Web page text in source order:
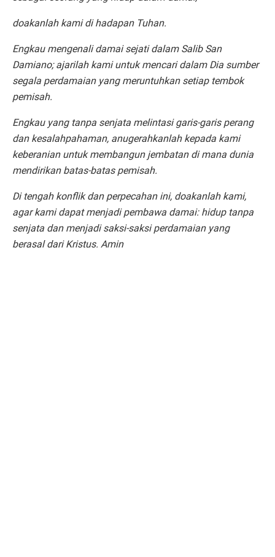
doakanlah kami di hadapan Tuhan.
Engkau mengenali damai sejati dalam Salib San
Damiano; ajarilah kami untuk mencari dalam Dia sumber
segala perdamaian yang meruntuhkan setiap tembok
pemisah.
Engkau yang tanpa senjata melintasi garis-garis perang
dan kesalahpahaman, anugerahkanlah kepada kami
keberanian untuk membangun jembatan di mana dunia
mendirikan batas-batas pemisah.
Di tengah konflik dan perpecahan ini, doakanlah kami,
agar kami dapat menjadi pembawa damai: hidup tanpa
senjata dan menjadi saksi-saksi perdamaian yang
berasal dari Kristus. Amin